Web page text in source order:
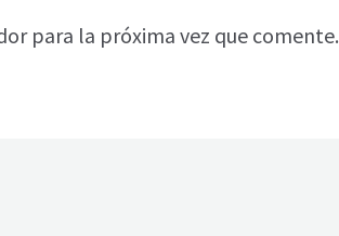
para la próxima vez que comente.